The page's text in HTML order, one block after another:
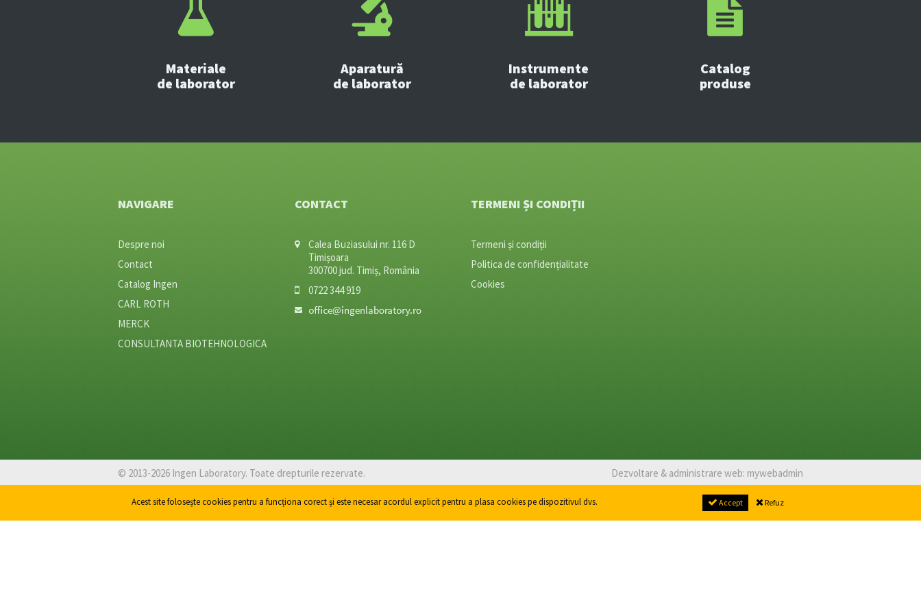
Materiale
de laborator
Aparatură
de laborator
Instrumente
de laborator
Catalog
produse
NAVIGARE
Despre noi
Contact
Catalog Ingen
CARL ROTH
MERCK
CONSULTANTA BIOTEHNOLOGICA
CONTACT
Calea Buziasului nr. 116 D
Timișoara
300700 jud. Timiș, România
0722 344 919
TERMENI ȘI CONDIȚII
Termeni și condiții
Politica de confidențialitate
Cookies
Acest site folosește cookies pentru a funcționa corect și este necesar acordul explicit pentru a plasa cookies pe dispozitivul dvs. Accept Refuz
© 2013-2026 Ingen Laboratory. Toate drepturile rezervate. Dezvoltare & administrare web: mywebadmin